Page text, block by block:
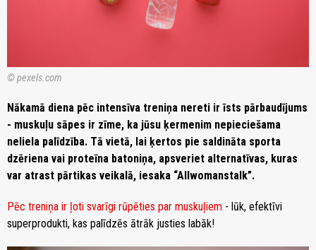
© pexels.com
Nākamā diena pēc intensīva treniņa nereti ir īsts pārbaudījums
- muskuļu sāpes ir zīme, ka jūsu ķermenim nepieciešama
neliela palīdzība. Tā vietā, lai ķertos pie saldināta sporta
dzēriena vai proteīna batoniņa, apsveriet alternatīvas, kuras
var atrast pārtikas veikalā, iesaka “Allwomanstalk”.
Pēc treniņa ir ļoti svarīgi rūpēties par muskuļiem - lūk, efektīvi
superprodukti, kas palīdzēs ātrāk justies labāk!